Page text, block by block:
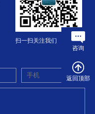
扫一扫关注我们
咨询
返回顶部